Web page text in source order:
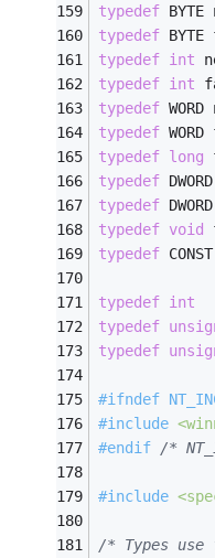
typedef
typedef
typedef int
typedef int
typedef
typedef
typedef long
typedef
typedef
typedef void
typedef CONST
typedef int
typedef
typedef
#ifndef
#include
#endif /*
#include
/* Types use